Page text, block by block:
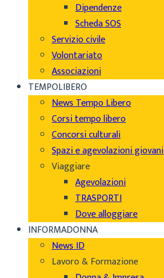
Dipendenze
Scheda SOS
Servizio civile
Volontariato
Associazioni
TEMPOLIBERO
News Tempo Libero
Corsi tempo libero
Concorsi culturali
Spazi e agevolazioni giovani
Viaggiare
Agevolazioni
TRASPORTI
Dove alloggiare
INFORMADONNA
News ID
Lavoro & Formazione